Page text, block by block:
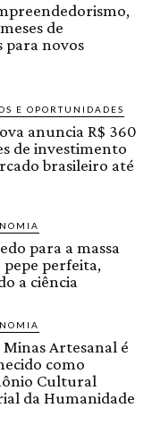
de
para novos
E OPORTUNIDADES
anuncia R$ 360
de investimento
brasileiro até
para a massa
pepe perfeita,
a ciência
Minas Artesanal é
como
Cultural
da Humanidade